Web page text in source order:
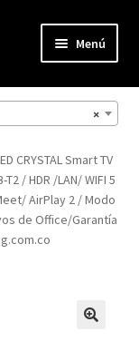
Menú
×
CRYSTAL Smart TV
/ HDR /LAN/ WIFI 5
AirPlay 2 / Modo
de Office/Garantía